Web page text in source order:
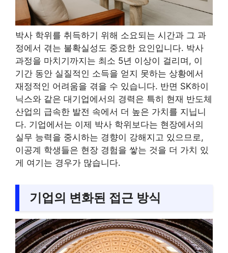
박사 학위를 취득하기 위해 소요되는 시간과 그 과
정에서 겪는 불확실성도 중요한 요인입니다. 박사
과정을 마치기까지는 최소 5년 이상이 걸리며, 이
기간 동안 실질적인 소득을 얻지 못하는 상황에서
재정적인 어려움을 겪을 수 있습니다. 반면 SK하이
닉스와 같은 대기업에서의 경력은 특히 현재 반도체
산업의 급속한 발전 속에서 더 높은 가치를 지닙니
다. 기업에서는 이제 박사 학위보다는 현장에서의
실무 능력을 중시하는 경향이 강해지고 있으므로,
이공계 학생들은 현장 경험을 쌓는 것을 더 가치 있
게 여기는 경우가 많습니다.
기업의 변화된 접근 방식